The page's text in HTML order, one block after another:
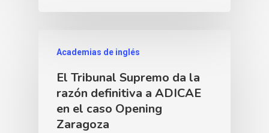
Academias de inglés
El Tribunal Supremo da la
razón definitiva a ADICAE
en el caso Opening
Zaragoza